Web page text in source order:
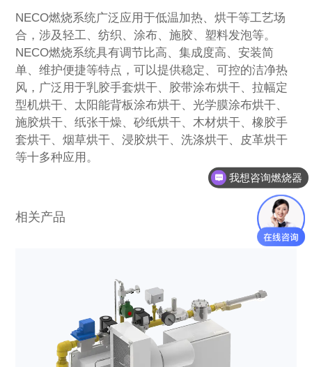
NECO燃烧系统广泛应用于低温加热、烘干等工艺场
合，涉及轻工、纺织、涂布、施胶、塑料发泡等。
NECO燃烧系统具有调节比高、集成度高、安装简
单、维护便捷等特点，可以提供稳定、可控的洁净热
风，广泛用于乳胶手套烘干、胶带涂布烘干、拉幅定
型机烘干、太阳能背板涂布烘干、光学膜涂布烘干、
施胶烘干、纸张干燥、砂纸烘干、木材烘干、橡胶手
套烘干、烟草烘干、浸胶烘干、洗涤烘干、皮革烘干
等十多种应用。
相关产品
我想咨询燃烧器